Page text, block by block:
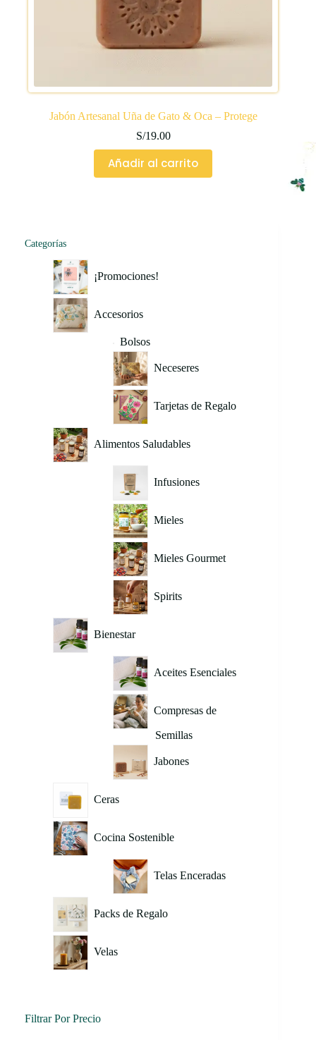
Jabón Artesanal Uña de Gato & Oca – Protege
S/19.00
Añadir al carrito
Categorías
¡Promociones!
Accesorios
Bolsos
Neceseres
Tarjetas de Regalo
Alimentos Saludables
Infusiones
Mieles
Mieles Gourmet
Spirits
Bienestar
Aceites Esenciales
Compresas de
Semillas
Jabones
Ceras
Cocina Sostenible
Telas Enceradas
Packs de Regalo
Velas
Filtrar Por Precio